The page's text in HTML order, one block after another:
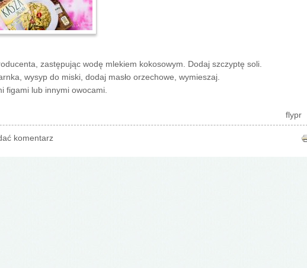
zastępując wodę mlekiem kokosowym. Dodaj szczyptę soli.
wysyp do miski, dodaj masło orzechowe, wymieszaj.
figami lub innymi owocami.
flypr
komentarz